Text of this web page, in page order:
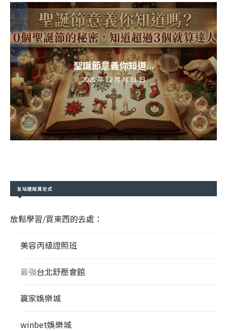
聖誕節意義你知道...
2025 年 12 月 月 31 日
友站連結其他式
放鬆學習/買東西的去處：
美容丙級證照班
最強台北舒壓會館
贏家娛樂城
winbet娛樂城